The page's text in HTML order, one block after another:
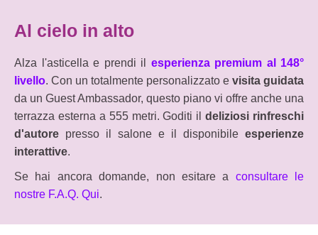
Al cielo in alto
Alza l'asticella e prendi il esperienza premium al 148°
livello. Con un totalmente personalizzato e visita guidata
da un Guest Ambassador, questo piano vi offre anche una
terrazza esterna a 555 metri. Goditi ildeliziosi rinfreschi
d'autore presso il salone e il disponibile esperienze
interattive.
Se hai ancora domande, non esitare a consultare le
nostre F.A.Q. Qui.